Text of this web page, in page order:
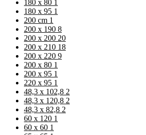
180 x 80 1
180 x 95 1
200 cm 1
200 x 190 8
200 x 200 20
200 x 210 18
200 x 220 9
200 x 80 1
200 x 95 1
220 x 95 1
48,3 x 102,8 2
48,3 x 120,8 2
48,3 x 82,8 2
60 x 120 1
60 x 60 1